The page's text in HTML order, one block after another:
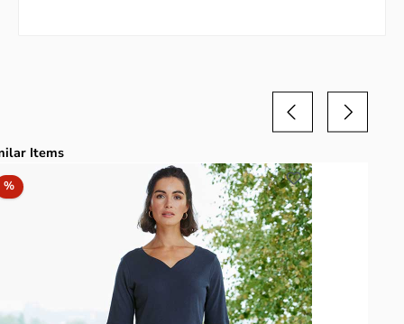
überspringen
Items
%Rabatt